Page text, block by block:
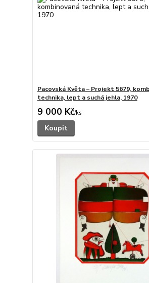
Pacovská Květa – Projekt 5679,
technika, lept a suchá jehla, 1970
9 000 Kč/ks
Koupit